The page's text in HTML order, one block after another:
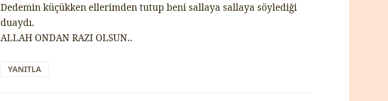
Dedemin küçükken ellerimden tutup beni sallaya sallaya söylediği
duaydı.
ALLAH ONDAN RAZI OLSUN..
YANITLA